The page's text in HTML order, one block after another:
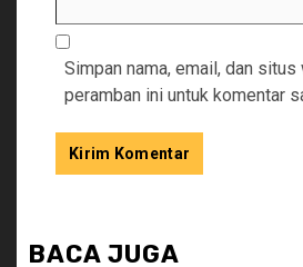
Simpan nama, email, dan
peramban ini untuk komentar
BACA JUGA